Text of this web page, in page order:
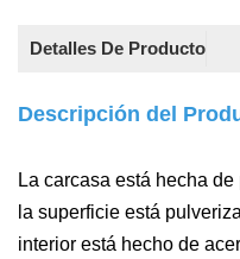
Detalles De Producto
Descripción del
La carcasa está hecha
la superficie está
interior está hecho de